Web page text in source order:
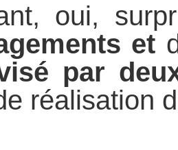
oui,
et
par
réalisation